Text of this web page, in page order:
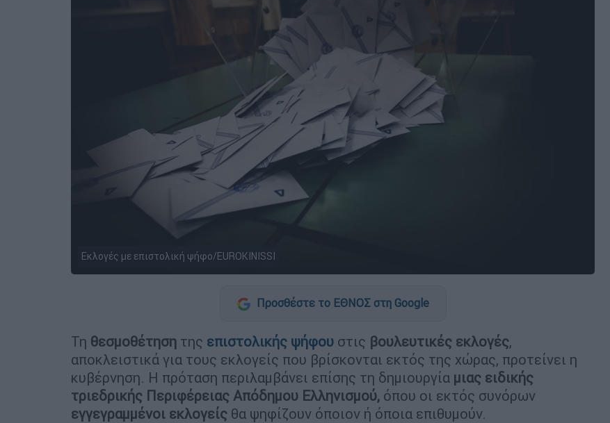
Εκλογές με επιστολική ψήφο/EUROKINISSI
Προσθέστε το ΕΘΝΟΣ στη Google
Τη θεσμοθέτηση της επιστολικής ψήφου στις βουλευτικές εκλογές,
αποκλειστικά για τους εκλογείς που βρίσκονται εκτός της χώρας, προτείνει η
κυβέρνηση. Η πρόταση περιλαμβάνει επίσης τη δημιουργία μιας ειδικής
τριεδρικής Περιφέρειας Απόδημου Ελληνισμού, όπου οι εκτός συνόρων
εγγεγραμμένοι εκλογείς θα ψηφίζουν όποιον ή όποια επιθυμούν.